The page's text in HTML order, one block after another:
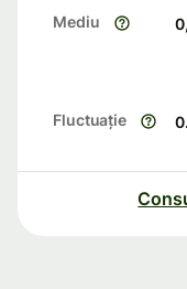
Mediu
Fluctuație